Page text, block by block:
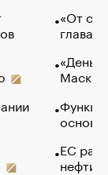
«От
глава
Маск в
основ
ЕС
нефти